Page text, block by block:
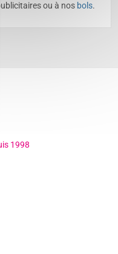
ou à nos bols.
1998